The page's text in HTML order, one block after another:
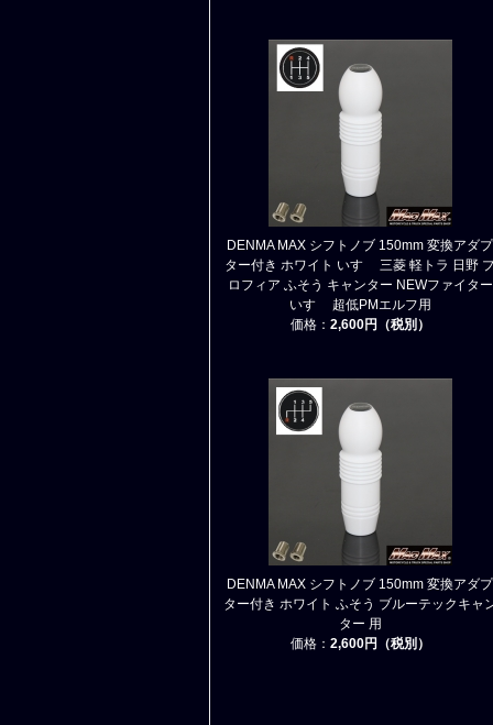
DENMA MAX シフトノブ 150mm 変換アダプ
ター付き ホワイト いすゞ 三菱 軽トラ 日野
ロフィア ふそう キャンター NEWファイター
いすゞ 超低PMエルフ用
価格： 2,600円（税別）
DENMA MAX シフトノブ 150mm 変換アダプ
ター付き ホワイト ふそう ブルーテックキャ
ター 用
価格： 2,600円（税別）